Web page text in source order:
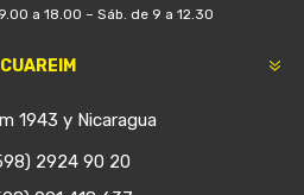
a 18.00 – Sáb. de 9 a 12.30
CUAREIM
1943 y Nicaragua
2924 90 20